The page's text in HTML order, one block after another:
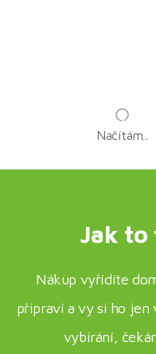
Načítám...
Jak to
Nákup vyřídíte
připraví a vy si ho jen
vybírání,